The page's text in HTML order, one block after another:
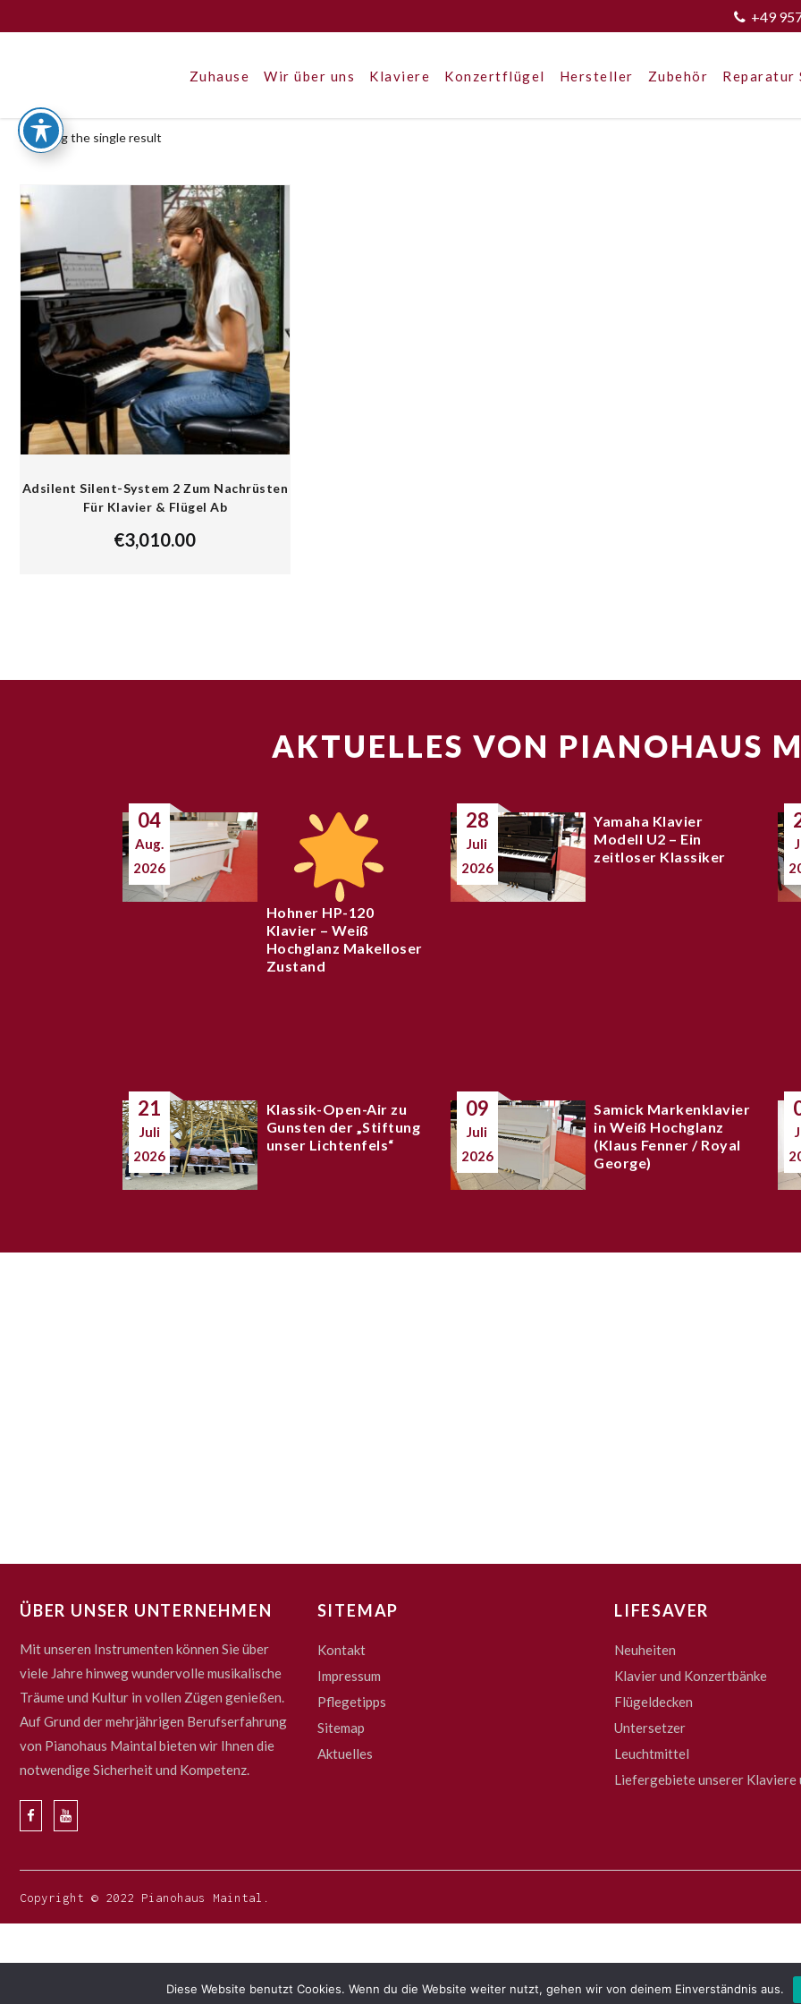
+49
Zuhause Wir über uns Klaviere Konzertflügel Hersteller Zubehör Reparatur
Showing the single result
Adsilent Silent-System 2 Zum Nachrüsten
Für Klavier & Flügel Ab
€3,010.00
AKTUELLES VON PIANOHAUS
04
Aug.
2026
Hohner HP-120
Klavier – Weiß
Hochglanz Makelloser
Zustand
28
Juli
2026
Yamaha Klavier
Modell U2 – Ein
zeitloser Klassiker
21
Juli
2026
Klassik-Open-Air zu
Gunsten der „Stiftung
unser Lichtenfels“
09
Juli
2026
Samick Markenklavier
in Weiß Hochglanz
(Klaus Fenner / Royal
George)
ÜBER UNSER UNTERNEHMEN
Mit unseren Instrumenten können Sie über
viele Jahre hinweg wundervolle musikalische
Träume und Kultur in vollen Zügen genießen.
Auf Grund der mehrjährigen Berufserfahrung
von Pianohaus Maintal bieten wir Ihnen die
notwendige Sicherheit und Kompetenz.
SITEMAP
Kontakt
Impressum
Pflegetipps
Sitemap
Aktuelles
LIFESAVER
Neuheiten
Klavier und Konzertbänke
Flügeldecken
Untersetzer
Leuchtmittel
Liefergebiete unserer Klaviere
Copyright © 2022 Pianohaus Maintal.
Diese Website benutzt Cookies. Wenn du die Website weiter nutzt, gehen wir von deinem Einverständnis aus.